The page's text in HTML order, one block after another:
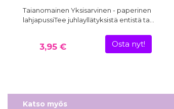
Taianomainen Yksisarvinen - paperinen
lahjapussiTee juhlayllätyksistä entistä ta…
3,95 € Osta nyt!
Katso myös